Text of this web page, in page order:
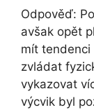
Odpověď:
avšak opět
mít tendenci
zvládat
vykazovat
výcvik byl